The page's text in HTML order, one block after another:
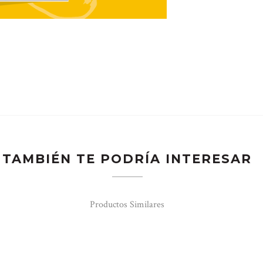
TAMBIÉN TE PODRÍA INTERESAR
Productos Similares